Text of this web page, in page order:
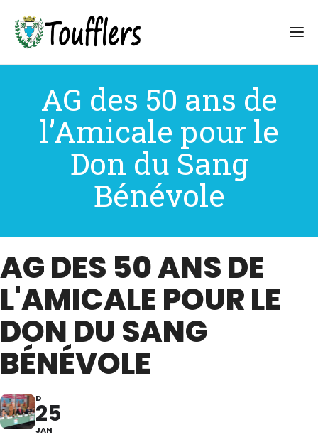
AG des 50 ans de
l’Amicale pour le
Don du Sang
Bénévole
AG DES 50 ANS DE
L'AMICALE POUR LE
DON DU SANG
BÉNÉVOLE
D
25
JAN